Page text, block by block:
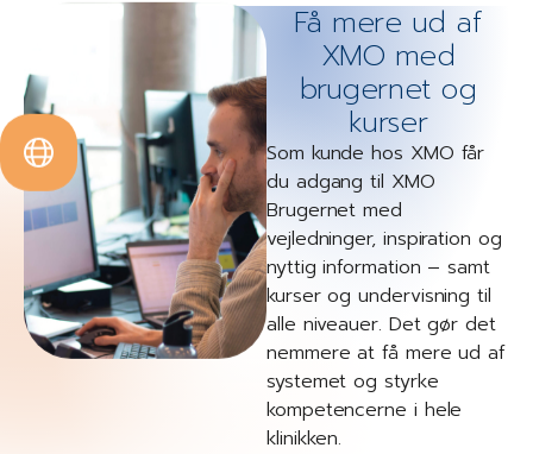
Få mere ud af
XMO med
brugernet og
kurser
Som kunde hos XMO får
du adgang til XMO
Brugernet med
vejledninger, inspiration og
nyttig information – samt
kurser og undervisning til
alle niveauer. Det gør det
nemmere at få mere ud af
systemet og styrke
kompetencerne i hele
klinikken.